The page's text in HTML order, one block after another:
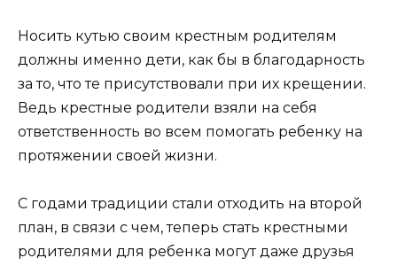
Носить кутью своим крестным родителям
должны именно дети, как бы в благодарность
за то, что те присутствовали при их крещении.
Ведь крестные родители взяли на себя
ответственность во всем помогать ребенку на
протяжении своей жизни.
С годами традиции стали отходить на второй
план, в связи с чем, теперь стать крестными
родителями для ребенка могут даже друзья